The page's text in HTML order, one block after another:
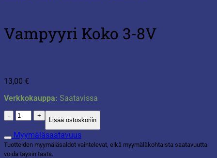
Vampyyri Koko 3-8V
13,00 €
Verkkokauppa: Saatavissa
Vampyyri
Koko
3-
8V
määrä
Lisää ostoskoriin
Myymäläsaatavuus
Tuotteiden myymäläsaldot vaihtelevat, eikä myymäläkohtaista saatavuutta
voida täysin taata.